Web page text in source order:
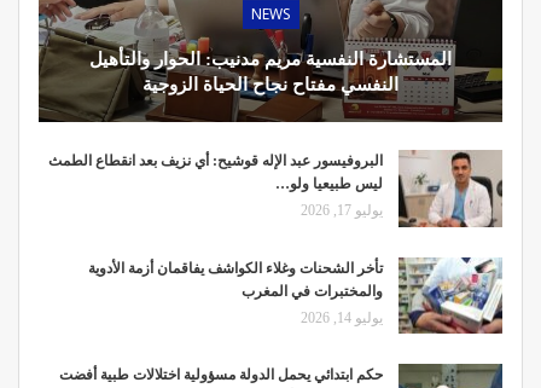
NEWS
المستشارة النفسية مريم مدنيب: الحوار والتأهيل
النفسي مفتاح نجاح الحياة الزوجية
البروفيسور عبد الإله قوشيح: أي نزيف بعد انقطاع الطمث
ليس طبيعيا ولو…
يوليو 17, 2026
تأخر الشحنات وغلاء الكواشف يفاقمان أزمة الأدوية
والمختبرات في المغرب
يوليو 14, 2026
حكم ابتدائي يحمل الدولة مسؤولية اختلالات طبية أفضت